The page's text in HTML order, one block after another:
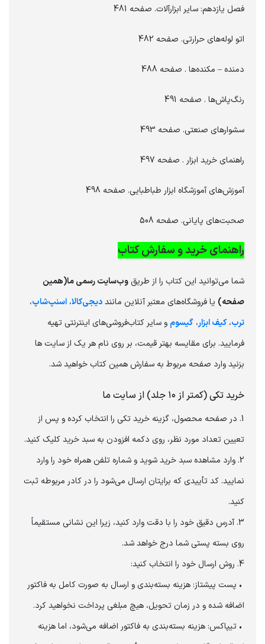
فصل یازدهم: سایر ابزارآلات. صفحه 481
اتو لوله‌های حرارتی. صفحه 482
دمنده – مکنده‌ها . صفحه 488
رنگ‌پاش‌ها . صفحه 491
سشوارهای صنعتی. صفحه 493
راهنمای خرید ابزار . صفحه 497
آموزش‌های آموزشگاه ابزار طباطبایی. صفحه 498
صحبت‌های پایانی. صفحه 508
‏راهنمای خرید و سفارش کتاب
شما می‌توانید این کتاب را از طریق وب‌سایت رسمی ما(همین
صفحه) یا فروشگاه‌های معتبر آنلاین ماننددیجی‌کالا، اسنپ‌شاپ،
ترب،کیف ابزار، گیسوم و سایر کتاب‌فروشی‌های اینترنتی تهیه
فرمایید. برای مقایسه بهتر قیمت، بر روی نام هر یک از سایت ها
بزنید وارد صفحه مربوط به سفارش همین کتاب خواهید شد.
‏خرید تکی (کمتر از ۱۰ جلد) از سایت ما
‏1. در صفحه محصول، گزینه خرید تکی را انتخاب کرده و پس از
تعیین تعداد مورد نظر، روی دکمه افزودن به سبد خرید کلیک کنید.
‏2. وارد مشاهده سبد خرید شوید و شماره تلفن همراه خود را وارد
نمایید. کد تأییدی که برایتان ارسال می‌شود را در کادر مربوطه ثبت
کنید.
‏3. آدرس دقیق خود را با دقت وارد کنید، زیرا این نشانی مستقیماً
روی بسته پستی شما درج خواهد شد.
‏ • پست پیشتاز: هزینه بسته‌بندی و ارسال به صورت کامل به فاکتور
اضافه شده و در زمان تحویل، هیچ مبلغی پرداخت نخواهید کرد.
‏ • تیپاکس: هزینه بسته‌بندی به فاکتور اضافه می‌شود، اما هزینه